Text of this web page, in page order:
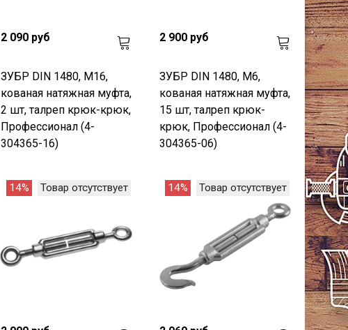
2 090 руб
ЗУБР DIN 1480, М16,
кованая натяжная муфта,
2 шт, талреп крюк-крюк,
Профессионал (4-
304365-16)
2 900 руб
ЗУБР DIN 1480, М6,
кованая натяжная муфта,
15 шт, талреп крюк-
крюк, Профессионал (4-
304365-06)
14% Товар отсутствует 14% Товар отсутствует